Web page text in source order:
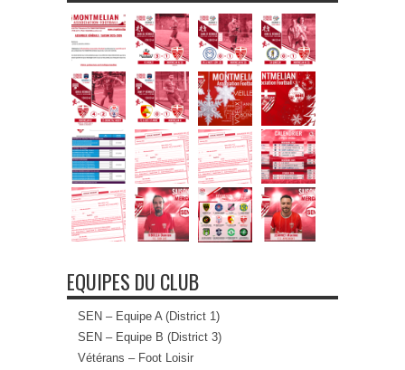
EQUIPES DU CLUB
SEN – Equipe A (District 1)
SEN – Equipe B (District 3)
Vétérans – Foot Loisir